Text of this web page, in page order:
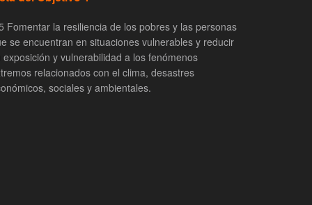
Fomentar la resiliencia de los pobres y las personas
se encuentran en situaciones vulnerables y reducir
exposición y vulnerabilidad a los fenómenos
relacionados con el clima, desastres
sociales y ambientales.